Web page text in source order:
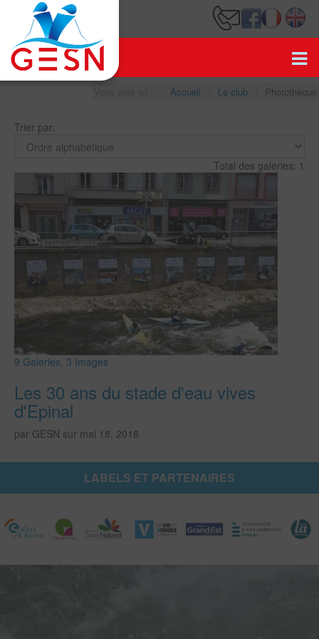
Accueil Le club Photothèque
Trier par:
Total des galeries: 1
9 Galeries, 3 Images
Les 30 ans du stade d'eau vives
d'Epinal
par GESN sur mai 18, 2018
LABELS ET PARTENAIRES